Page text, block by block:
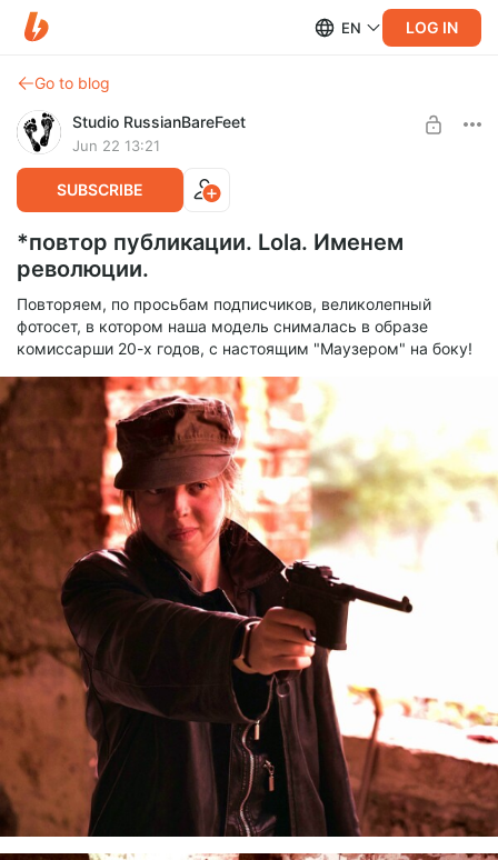
EN LOG IN
Go to blog
Studio RussianBareFeet
Jun 22 13:21
SUBSCRIBE
*повтор публикации. Lola. Именем
революции.
Повторяем, по просьбам подписчиков, великолепный
фотосет, в котором наша модель снималась в образе
комиссарши 20-х годов, с настоящим "Маузером" на боку!